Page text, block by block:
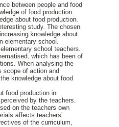
between people and food
of food production.
about food production.
study. The chosen
knowledge about
elementary school.
school teachers.
which has been of
When analysing the
scope of action and
knowledge about food
food production in
by the teachers.
on the teachers own
affects teachers’
of the curriculum,